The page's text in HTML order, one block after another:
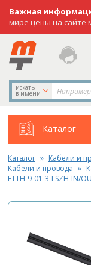
Важная
мире цены на сайте
искать
в имени
Каталог
Каталог
Кабели и
Кабели и провода
FTTH-9-01-3-LSZH-IN/